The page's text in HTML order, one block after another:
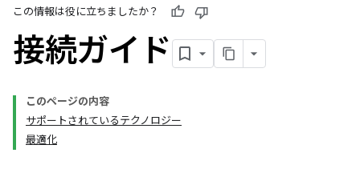
この情報は役に立ちましたか？
接続ガイド
このページの内容
サポートされているテクノロジー
最適化